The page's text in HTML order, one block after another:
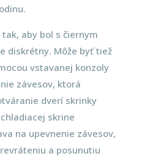
aby bol s čiernym
diskrétny. Môže byť tiež
vstavanej konzoly
závesov, ktorá
dverí skrinky
skrine
na upevnenie závesov,
a posunutiu